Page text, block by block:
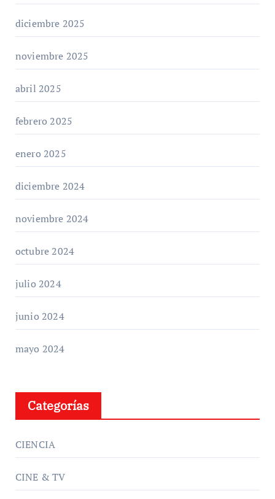
diciembre 2025
noviembre 2025
abril 2025
febrero 2025
enero 2025
diciembre 2024
noviembre 2024
octubre 2024
julio 2024
junio 2024
mayo 2024
Categorías
CIENCIA
CINE & TV